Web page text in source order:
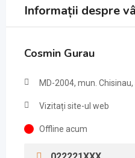
Informații despre
Cosmin Gurau
MD-2004, mun.
Vizitați site-ul web
Offline acum